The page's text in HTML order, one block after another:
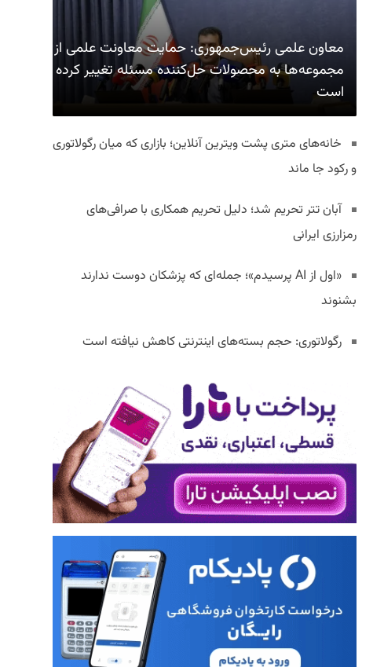
معاون علمی رئیس‌جمهوری: حمایت معاونت علمی از
مجموعه‌ها به محصولات حل‌کننده مسئله تغییر کرده
است
خانه‌های متری پشت ویترین آنلاین؛ بازاری که میان رگولاتوری
و رکود جا ماند
آبان تتر تحریم شد؛ دلیل تحریم همکاری با صرافی‌های
رمزارزی ایرانی
«اول از AI پرسیدم»؛ جمله‌ای که پزشکان دوست ندارند
بشنوند
رگولاتوری: حجم بسته‌های اینترنتی کاهش نیافته است